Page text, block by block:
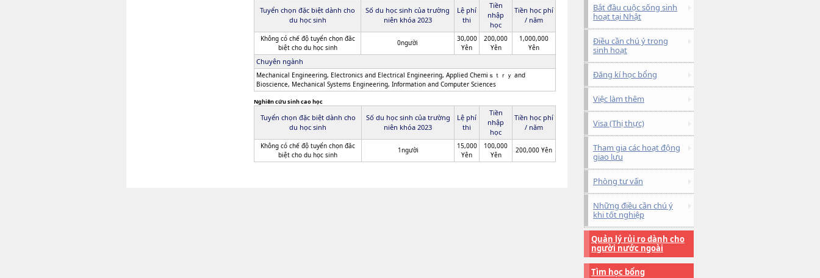
Tuyển chọn đặc biệt dành cho
du học sinh
Số du học sinh của trường
niên khóa 2023
Lệ phí
thi
Tiền
nhập
học
Tiền học phí
/ năm
Không có chế độ tuyển chọn đăc
biệt cho du học sinh
0người
30,000
Yên
200,000
Yên
1,000,000
Yên
Chuyên ngành
Mechanical Engineering, Electronics and Electrical Engineering, Applied Chemiｓｔｒｙ and
Bioscience, Mechanical Systems Engineering, Information and Computer Sciences
Nghiên cứu sinh cao học
Tuyển chọn đặc biệt dành cho
du học sinh
Số du học sinh của trường
niên khóa 2023
Lệ phí
thi
Tiền
nhập
học
Tiền học phí
/ năm
Không có chế độ tuyển chọn đăc
biệt cho du học sinh
1người
15,000
Yên
100,000
Yên
200,000 Yên
Bắt đầu cuộc sống sinh
hoạt tại Nhật
Điều cần chú ý trong
sinh hoạt
Đăng kí học bổng
Việc làm thêm
Visa (Thị thực)
Tham gia các hoạt động
giao lưu
Phòng tư vấn
Những điều cần chú ý
khi tốt nghiệp
Quản lý rủi ro dành cho
người nước ngoài
Tìm học bổng